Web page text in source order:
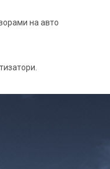
на авто